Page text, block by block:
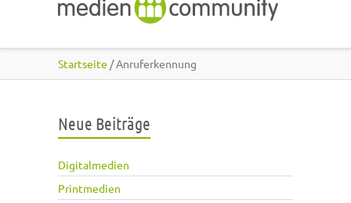
Startseite / Anruferkennung
Neue Beiträge
Digitalmedien
Printmedien